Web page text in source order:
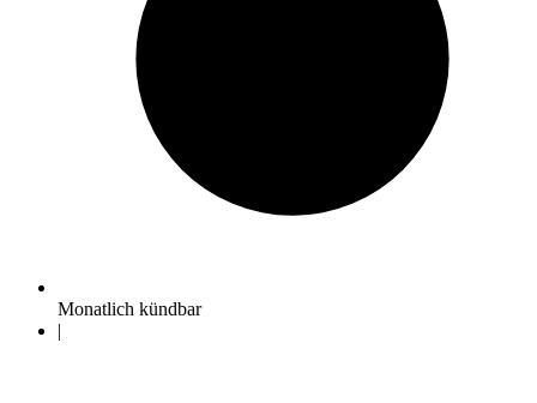
Monatlich kündbar
|